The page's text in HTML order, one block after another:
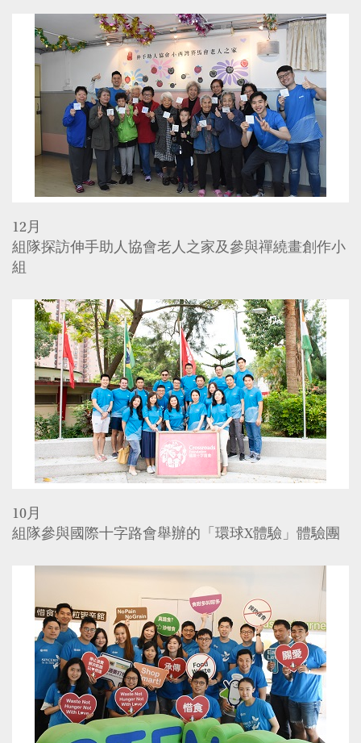
12月
組隊探訪伸手助人協會老人之家及參與禪繞畫創作小
組
10月
組隊參與國際十字路會舉辦的「環球X體驗」體驗團